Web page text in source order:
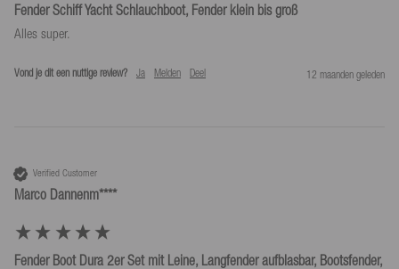
Fender Schiff Yacht Schlauchboot, Fender klein bis groß
Alles super.
Vond je dit een nuttige review? Ja Melden Deel 12 maanden geleden
Verified Customer
Marco Dannenm****
Fender Boot Dura 2er Set mit Leine, Langfender aufblasbar, Bootsfender,